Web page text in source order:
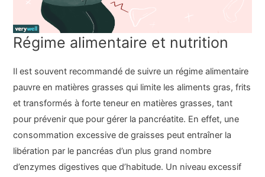
Régime alimentaire et nutrition
Il est souvent recommandé de suivre un régime alimentaire
pauvre en matières grasses qui limite les aliments gras, frits
et transformés à forte teneur en matières grasses, tant
pour prévenir que pour gérer la pancréatite. En effet, une
consommation excessive de graisses peut entraîner la
libération par le pancréas d’un plus grand nombre
d’enzymes digestives que d’habitude. Un niveau excessif